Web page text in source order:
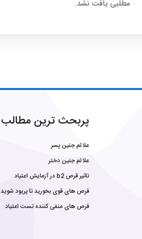
مطلبی یافت نشد.
پربحث ترین مطالب
علائم جنین پسر
علائم جنین دختر
تاثیر قرص b2 در آزمایش اعتیاد
قرص های قوی بخورید تا پریود شوید
قرص های منفی کننده تست اعتیاد